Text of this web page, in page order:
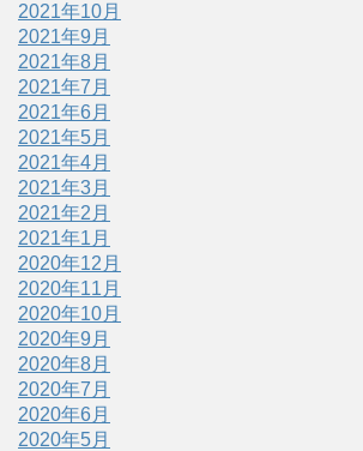
2021年10月
2021年9月
2021年8月
2021年7月
2021年6月
2021年5月
2021年4月
2021年3月
2021年2月
2021年1月
2020年12月
2020年11月
2020年10月
2020年9月
2020年8月
2020年7月
2020年6月
2020年5月